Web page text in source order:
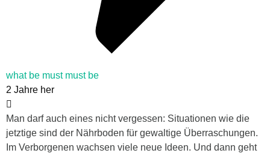
what be must must be
2 Jahre her
Man darf auch eines nicht vergessen: Situationen wie die
jetztige sind der Nährboden für gewaltige Überraschungen.
Im Verborgenen wachsen viele neue Ideen. Und dann geht